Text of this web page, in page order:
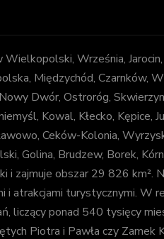
Września,
Międzychód, Czarnków,
Dwór, Ostroróg,
Kowal, Kłecko,
Ceków-Kolonia,
Golina, Brudzew, Borek,
zajmuje obszar 29 826 km².
turystycznymi. W
ponad 540 tysięcy
Piotra i Pawła czy